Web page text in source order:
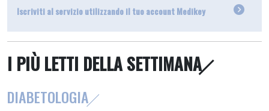
Iscriviti al servizio utilizzando il tuo account Medikey
I PIÙ LETTI DELLA SETTIMANA
DIABETOLOGIA